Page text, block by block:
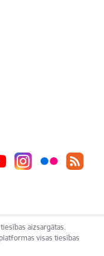
aizsargātas.
visas tiesības